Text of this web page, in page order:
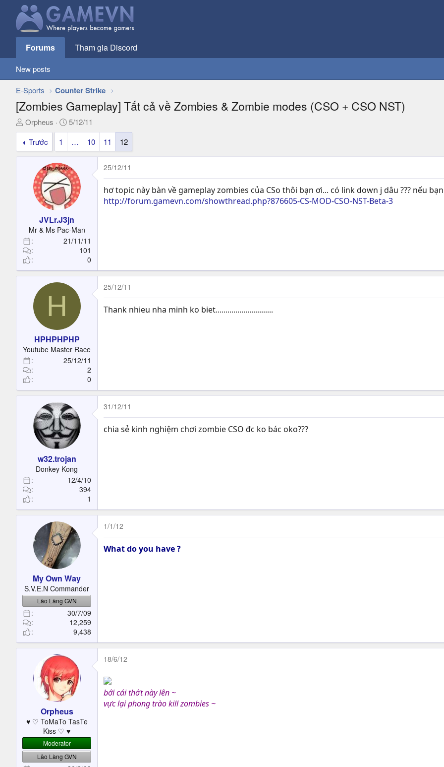
Forums Tham gia Discord
New posts
E-Sports Counter Strike
[Zombies Gameplay] Tất cả về Zombies & Zombie modes (CSO + CSO NST)
T
h
e
e
r
Orpheus
N
g
à
y
ử
i
5/12/11
Trước
1 … 10 11 12
JVLr.J3jn
Mr & Ms Pac-Man
21/11/11
101
0
25/12/11
hơ topic này bàn về gameplay zombies của CSo thôi bạn ơi... có link down j dâu ??? nếu
http://forum.gamevn.com/showthread.php?876605-CS-MOD-CSO-NST-Beta-3
H
HPHPHPHP
Youtube Master Race
25/12/11
2
0
25/12/11
Thank nhieu nha minh ko biet.............................
w32.trojan
Donkey Kong
12/4/10
394
1
31/12/11
chia sẻ kinh nghiệm chơi zombie CSO đc ko bác oko???
My Own Way
S.V.E.N Commander
Lão Làng GVN
30/7/09
12,259
9,438
1/1/12
What do you have ?
Orpheus
♥ ♡ ToMaTo TasTe
Kiss ♡ ♥
Moderator
Lão Làng GVN
18/6/12
bới cái thớt này lên ~
vực lại phong trào kill zombies ~